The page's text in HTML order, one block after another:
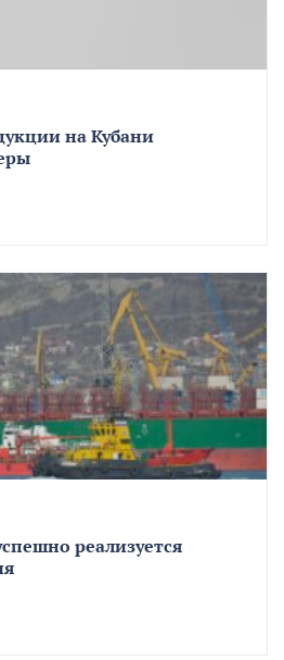
на Кубани
реализуется